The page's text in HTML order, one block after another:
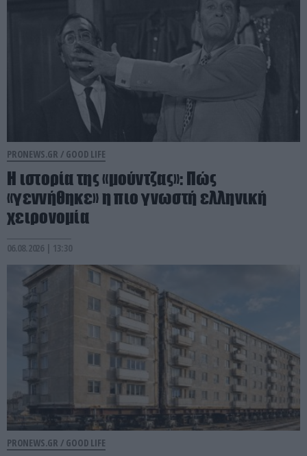
PRONEWS.GR / GOOD LIFE
Η ιστορία της «μούντζας»: Πώς
«γεννήθηκε» η πιο γνωστή ελληνική
χειρονομία
06.08.2026 | 13:30
PRONEWS.GR / GOOD LIFE